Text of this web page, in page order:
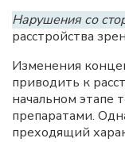
Нарушения со
расстройства
Изменения
приводить к
начальном этапе
препаратами.
преходящий